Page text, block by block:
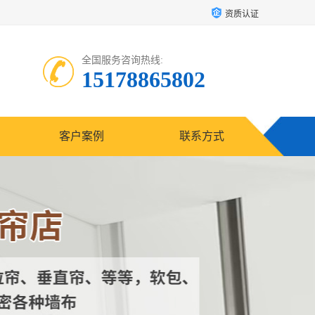
资质认证
全国服务咨询热线:
15178865802
客户案例 联系方式